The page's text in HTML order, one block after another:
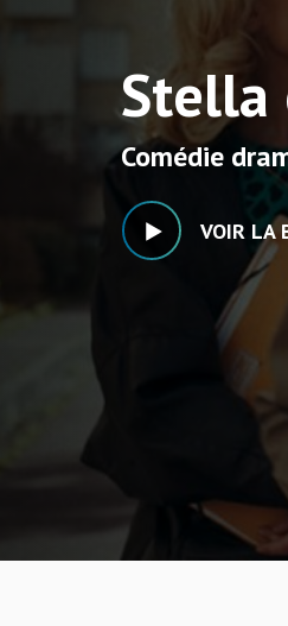
Stella
Comédie
VOIR LA